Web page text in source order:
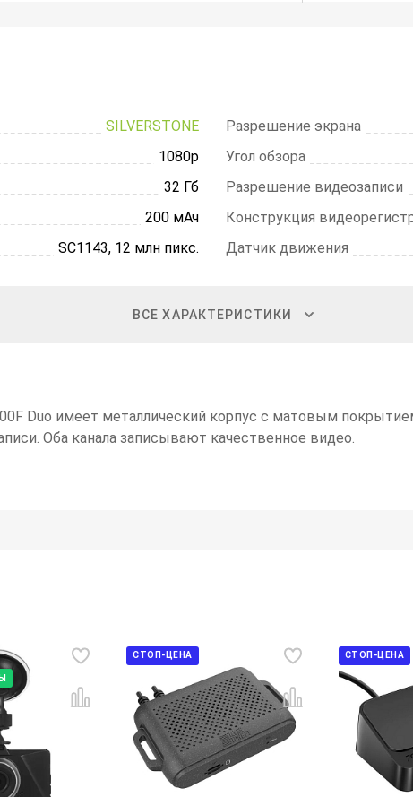
SILVERSTONE Разрешение экрана
1080p Угол обзора
32 Гб Разрешение видеозаписи
200 мАч Конструкция
SC1143, 12 млн пикс. Датчик движения
ВСЕ ХАРАКТЕРИСТИКИ
Duo имеет металлический корпус с матовым
Оба канала записывают качественное видео.
СТОП-ЦЕНА СТОП-ЦЕНА